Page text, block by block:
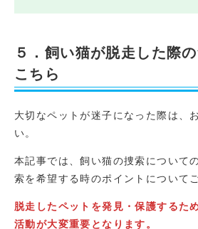
５．飼い猫が脱走した際
こちら
大切なペットが迷子になった際は、
い。
本記事では、飼い猫の捜索について
索を希望する時のポイントについて
脱走したペットを発見・保護するた
活動が大変重要となります。